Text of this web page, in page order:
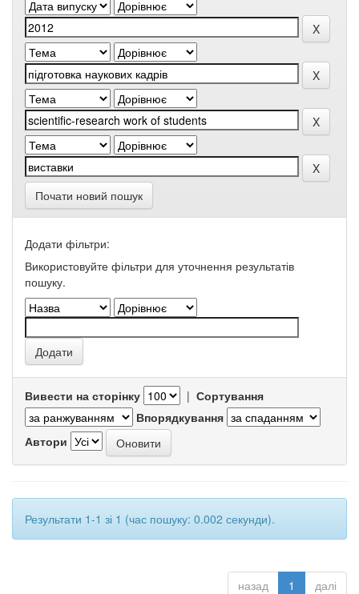
Почати новий пошук
Додати фільтри:
Використовуйте фільтри для уточнення результатів
пошуку.
Вивести на сторінку | Сортування
Впорядкування
Автори
Результати 1-1 зі 1 (час пошуку: 0.002 секунди).
назад 1 далі